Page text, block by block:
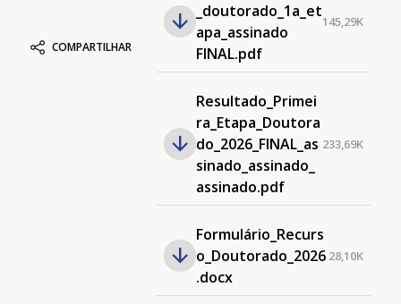
COMPARTILHAR
_doutorado_1a_et
apa_assinado
FINAL.pdf
145,29K
Resultado_Primei
ra_Etapa_Doutora
do_2026_FINAL_as
sinado_assinado_
assinado.pdf
233,69K
Formulário_Recurs
o_Doutorado_2026
.docx
28,10K